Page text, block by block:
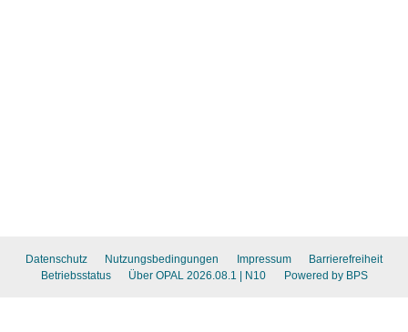
Datenschutz Nutzungsbedingungen Impressum
Barrierefreiheit
Betriebsstatus
Über OPAL 2026.08.1 | N10 Powered by BPS